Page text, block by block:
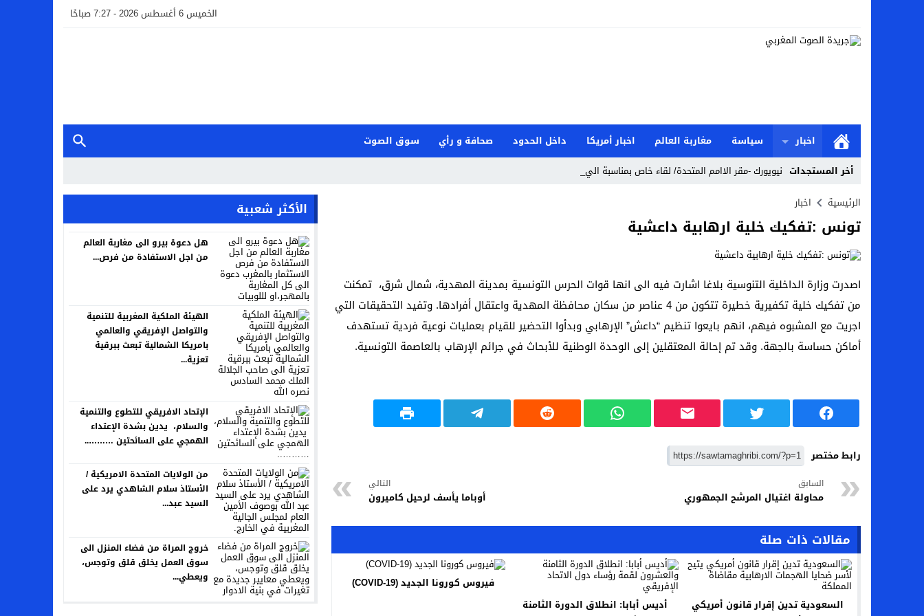
الخميس 6 أغسطس 2026 - 7:27 صباحًا
اخبار سياسة مغاربة العالم اخبار أمريكا داخل الحدود صحافة و رأي
سوق الصوت
أخر المستجدات نيويورك -مقر الاامم المتحدة/ لقاء خاص بمناسبة اليوم _
Previous
Next
الرئيسية اخبار
تونس :تفكيك خلية ارهابية داعشية
اصدرت وزارة الداخلية التنوسية بلاغا اشارت فيه الى انها قوات الحرس التونسية بمدينة المهدية، شمال شرق، تمكنت
من تفكيك خلية تكفيرية خطيرة تتكون من 4 عناصر من سكان محافظة المهدية واعتقال أفرادها. وتفيد التحقيقات التي
اجريت مع المشبوه فيهم، انهم بايعوا تنظيم “داعش” الإرهابي وبدأوا التحضير للقيام بعمليات نوعية فردية تستهدف
أماكن حساسة بالجهة. وقد تم إحالة المعتقلين إلى الوحدة الوطنية للأبحاث في جرائم الإرهاب بالعاصمة التونسية.
رابط مختصر
السابق
محاولة اغتيال المرشح الجمهوري
التالي
أوباما يأسف لرحيل كاميرون
مقالات ذات صلة
السعودية تدين إقرار قانون أمريكي
أديس أبابا: انطلاق الدورة الثامنة
فيروس كورونا الجديد (COVID-19)
الأكثر شعبية
هل دعوة بيرو الى مغاربة العالم
من اجل الاستفادة من فرص...
الهيئة الملكية المغربية للتنمية
والتواصل الإفريقي والعالمي
بامريكا الشمالية تبعث ببرقية
تعزية...
الإتحاد الافريقي للتطوع والتنمية
والسلام، يدين بشدة الإعتداء
الهمجي على السائحتين ………..
من الولايات المتحدة الامريكية /
الأستاذ سلام الشاهدي يرد على
السيد عبد...
خروج المراة من فضاء المنزل الى
سوق العمل يخلق قلق وتوجس،
ويعطي...